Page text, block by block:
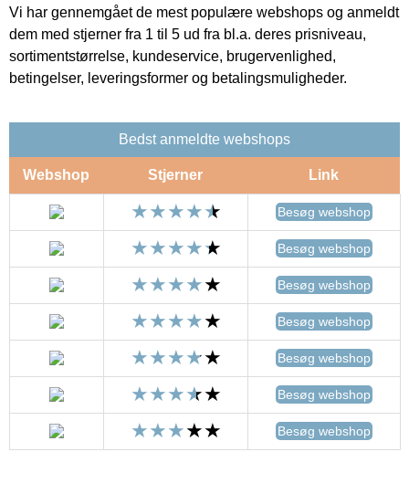
Vi har gennemgået de mest populære webshops og anmeldt
dem med stjerner fra 1 til 5 ud fra bl.a. deres prisniveau,
sortimentstørrelse, kundeservice, brugervenlighed,
betingelser, leveringsformer og betalingsmuligheder.
Bedst anmeldte webshops
Webshop Stjerner Link
Besøg webshop
Besøg webshop
Besøg webshop
Besøg webshop
Besøg webshop
Besøg webshop
Besøg webshop